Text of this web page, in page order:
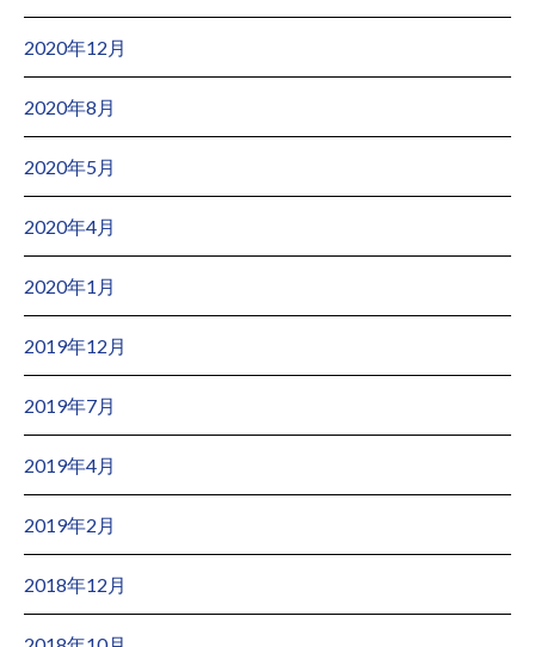
2020年12月
2020年8月
2020年5月
2020年4月
2020年1月
2019年12月
2019年7月
2019年4月
2019年2月
2018年12月